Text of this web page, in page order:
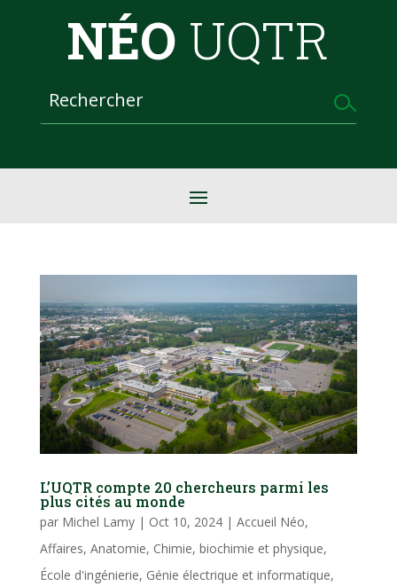
NÉO UQTR
L’UQTR compte 20 chercheurs parmi les
plus cités au monde
par Michel Lamy| Oct 10, 2024| Accueil Néo,
Affaires, Anatomie, Chimie, biochimie et physique,
École d'ingénierie, Génie électrique et informatique,